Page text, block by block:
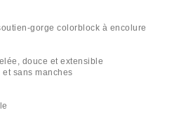
gorge colorblock à encolure
douce et extensible
sans manches